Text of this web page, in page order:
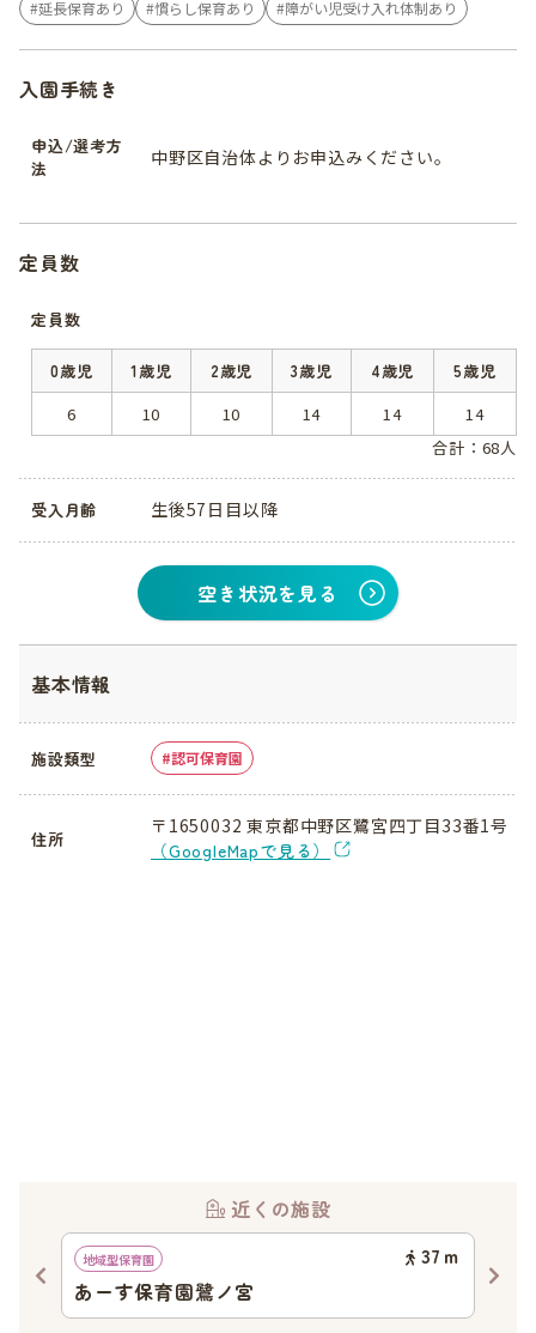
延長保育あり 慣らし保育あり 障がい児受け入れ体制あり
入園手続き
申込/選考方
法
中野区自治体よりお申込みください。
定員数
定員数
0歳児 1歳児 2歳児 3歳児 4歳児
5歳児
6
10 10 14 14
14
合計：68人
受入月齢 生後57日目以降
空き状況を見る
基本情報
施設類型 認可保育園
住所
〒1650032 東京都中野区鷺宮四丁目33番1号
（GoogleMapで見る）
近くの施設
地域型保育園 37 ｍ
あーす保育園鷺ノ宮